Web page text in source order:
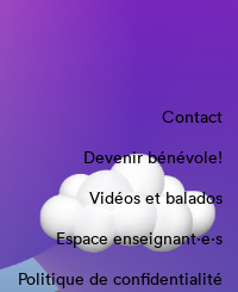
Contact
Devenir bénévole!
Vidéos et balados
Espace enseignant·e⋅s
Politique de confidentialité